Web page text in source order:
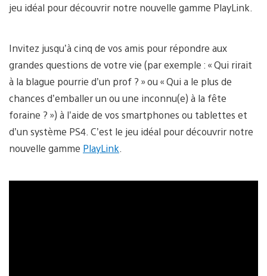
jeu idéal pour découvrir notre nouvelle gamme PlayLink.
Invitez jusqu’à cinq de vos amis pour répondre aux
grandes questions de votre vie (par exemple : « Qui rirait
à la blague pourrie d’un prof ? » ou « Qui a le plus de
chances d’emballer un ou une inconnu(e) à la fête
foraine ? ») à l’aide de vos smartphones ou tablettes et
d’un système PS4. C’est le jeu idéal pour découvrir notre
nouvelle gamme PlayLink